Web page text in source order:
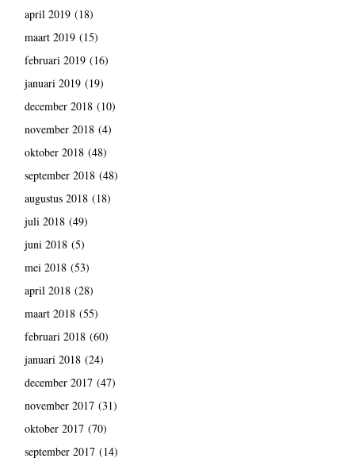
april 2019(18)
maart 2019(15)
februari 2019(16)
januari 2019(19)
december 2018(10)
november 2018(4)
oktober 2018(48)
september 2018(48)
augustus 2018(18)
juli 2018(49)
juni 2018(5)
mei 2018(53)
april 2018(28)
maart 2018(55)
februari 2018(60)
januari 2018(24)
december 2017(47)
november 2017(31)
oktober 2017(70)
september 2017(14)